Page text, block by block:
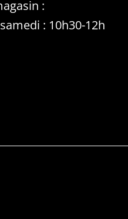
:
: 10h30-12h